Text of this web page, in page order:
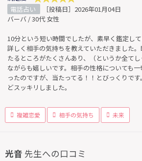
電話占い
［投稿日］2026年01月04日
バーバ / 30代 女性
10分という短い時間でしたが、素早く鑑定し
詳しく相手の気持ちを教えていただきました
たるところがたくさんあり、（というか全て
ながらも嬉しいです。相手の性格についても
ったのですが、当たってる！！とびっくりで
どスッキリしました。
複雑恋愛 相手の気持ち 未来
光音 先生への口コミ